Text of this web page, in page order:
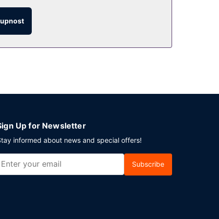
víkendu od 6:00 do 10:00 budete zváni na
Up for Newsletter
informed about news and special offers!
Subscribe